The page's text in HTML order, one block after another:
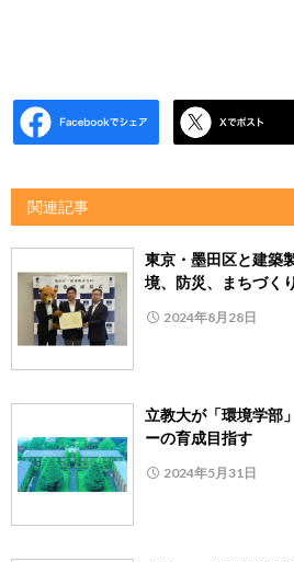
関連記事
東京・墨田区と建
境、防災、まちづく
2024年8月28日
立教大が「環境学
ーの育成目指す
2024年5月31日